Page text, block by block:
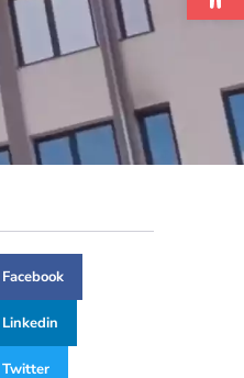
Facebook
Linkedin
Twitter